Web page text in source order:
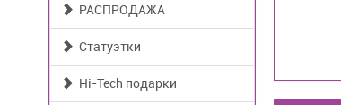
РАСПРОДАЖА
Статуэтки
Hi-Tech подарки